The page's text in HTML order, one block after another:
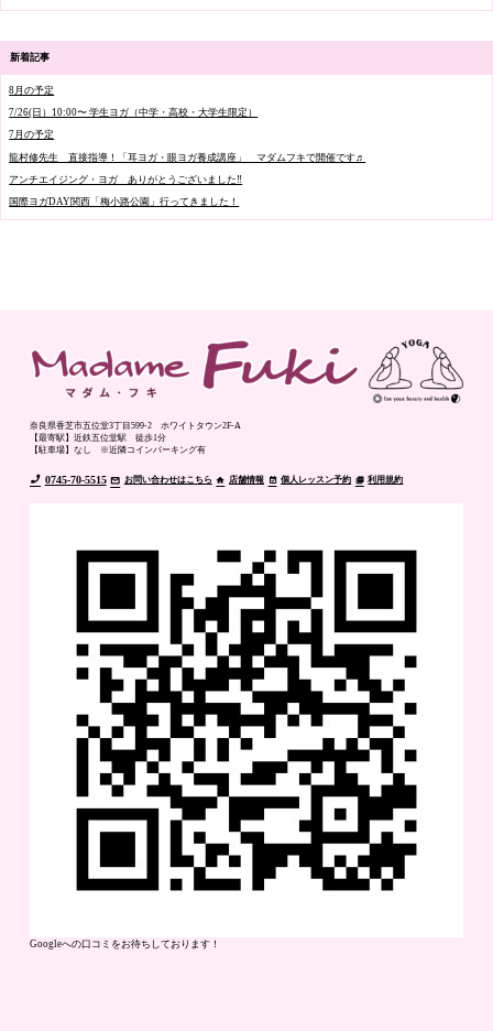
新着記事
8月の予定
7/26(日）10:00〜 学生ヨガ（中学・高校・大学生限定）
7月の予定
龍村修先生 直接指導！「耳ヨガ・眼ヨガ養成講座」 マダムフキで開催です♬
アンチエイジング・ヨガ ありがとうございました‼️
国際ヨガDAY関西「梅小路公園」行ってきました！
奈良県香芝市五位堂3丁目599-2 ホワイトタウン2F-A
【最寄駅】近鉄五位堂駅 徒歩1分
【駐車場】なし ※近隣コインパーキング有
0745-70-5515 お問い合わせはこちら 店舗情報 個人レッスン予約 利用規約
Googleへの口コミをお待ちしております！